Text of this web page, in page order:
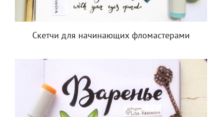
Скетчи для начинающих фломастерами